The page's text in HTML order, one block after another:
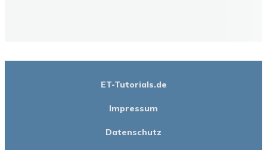
ET-Tutorials.de
Impressum
Datenschutz